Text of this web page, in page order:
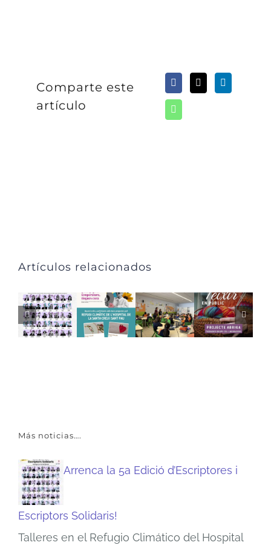
Comparte este
artículo
Artículos relacionados
Arrenca
Edició
d’Escriptores
i
Colaboración
Refugio
Climático
de
corazones
que
entiendes
Mundial
de
Tejer
Más noticias….
Arrenca la 5a Edició d’Escriptores i
Escriptors Solidaris!
Talleres en el Refugio Climático del Hospital